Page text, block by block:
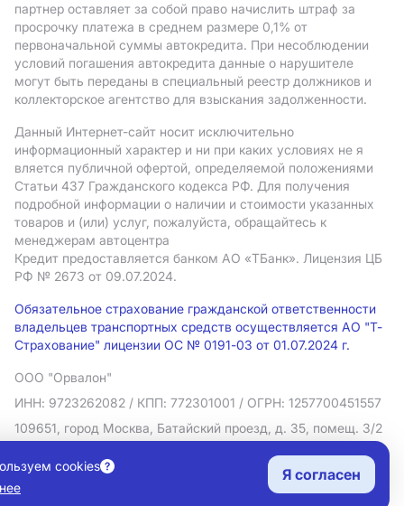
партнер оставляет за собой право начислить штраф за
просрочку платежа в среднем размере 0,1% от
первоначальной суммы автокредита. При несоблюдении
условий погашения автокредита данные о нарушителе
могут быть переданы в специальный реестр должников и
коллекторское агентство для взыскания задолженности.
Данный Интернет-сайт носит исключительно
информационный характер и ни при каких условиях не я
вляется публичной офертой, определяемой положениями
Статьи 437 Гражданского кодекса РФ. Для получения
подробной информации о наличии и стоимости указанных
товаров и (или) услуг, пожалуйста, обращайтесь к
менеджерам автоцентра
Кредит предоставляется банком АO «ТБанк». Лицензия ЦБ
РФ № 2673 от 09.07.2024.
Обязательное страхование гражданской ответственности
владельцев транспортных средств осуществляется АО "Т-
Страхование" лицензии ОС № 0191-03 от 01.07.2024 г.
ООО "Орвалон"
ИНН: 9723262082 / КПП: 772301001 / ОГРН: 1257700451557
109651, город Москва, Батайский проезд, д. 35, помещ. 3/2
Политика в отношении обработки персональных данных
Согласие на рекламную рассылку
Правовая информация
cookies
Я согласен